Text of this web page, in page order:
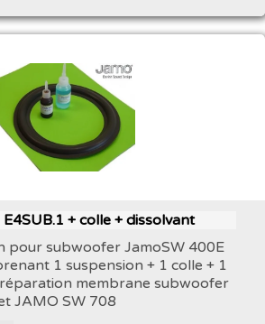
+ colle + dissolvant
pour subwoofer JamoSW 400E
1 suspension + 1 colle + 1
membrane subwoofer
JAMO SW 708